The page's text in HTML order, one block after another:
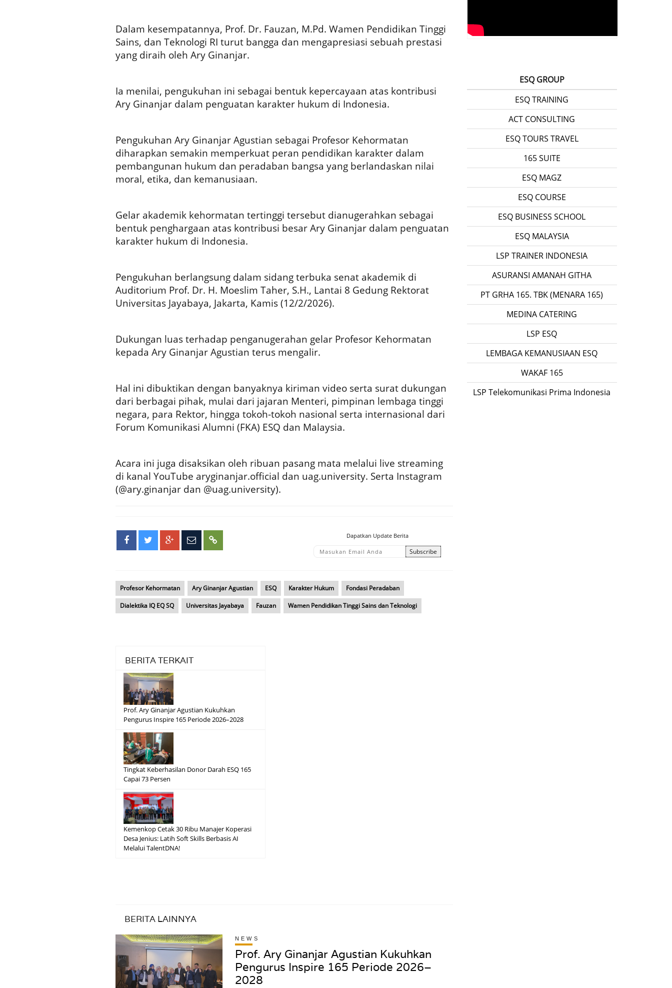
Dalam kesempatannya, Prof. Dr. Fauzan, M.Pd. Wamen Pendidikan Tinggi
Sains, dan Teknologi RI turut bangga dan mengapresiasi sebuah prestasi
yang diraih oleh Ary Ginanjar.
Ia menilai, pengukuhan ini sebagai bentuk kepercayaan atas kontribusi
Ary Ginanjar dalam penguatan karakter hukum di Indonesia.
Pengukuhan Ary Ginanjar Agustian sebagai Profesor Kehormatan
diharapkan semakin memperkuat peran pendidikan karakter dalam
pembangunan hukum dan peradaban bangsa yang berlandaskan nilai
moral, etika, dan kemanusiaan.
Gelar akademik kehormatan tertinggi tersebut dianugerahkan sebagai
bentuk penghargaan atas kontribusi besar Ary Ginanjar dalam penguatan
karakter hukum di Indonesia.
Pengukuhan berlangsung dalam sidang terbuka senat akademik di
Auditorium Prof. Dr. H. Moeslim Taher, S.H., Lantai 8 Gedung Rektorat
Universitas Jayabaya, Jakarta, Kamis (12/2/2026).
Dukungan luas terhadap penganugerahan gelar Profesor Kehormatan
kepada Ary Ginanjar Agustian terus mengalir.
Hal ini dibuktikan dengan banyaknya kiriman video serta surat dukungan
dari berbagai pihak, mulai dari jajaran Menteri, pimpinan lembaga tinggi
negara, para Rektor, hingga tokoh-tokoh nasional serta internasional dari
Forum Komunikasi Alumni (FKA) ESQ dan Malaysia.
Acara ini juga disaksikan oleh ribuan pasang mata melalui live streaming
di kanal YouTube aryginanjar.official dan uag.university. Serta Instagram
(@ary.ginanjar dan @uag.university).
Dapatkan Update Berita
Profesor Kehormatan Ary Ginanjar Agustian ESQ Karakter Hukum Fondasi Peradaban
Dialektika IQ EQ SQ Universitas Jayabaya Fauzan Wamen Pendidikan Tinggi Sains dan Teknologi
BERITA TERKAIT
Prof. Ary Ginanjar Agustian Kukuhkan
Pengurus Inspire 165 Periode 2026–2028
Tingkat Keberhasilan Donor Darah ESQ 165
Capai 73 Persen
Kemenkop Cetak 30 Ribu Manajer Koperasi
Desa Jenius: Latih Soft Skills Berbasis AI
Melalui TalentDNA!
BERITA LAINNYA
NEWS
Prof. Ary Ginanjar Agustian Kukuhkan
Pengurus Inspire 165 Periode 2026–
2028
ESQ GROUP
ESQ TRAINING
ACT CONSULTING
ESQ TOURS TRAVEL
165 SUITE
ESQ MAGZ
ESQ COURSE
ESQ BUSINESS SCHOOL
ESQ MALAYSIA
LSP TRAINER INDONESIA
ASURANSI AMANAH GITHA
PT GRHA 165. TBK (MENARA 165)
MEDINA CATERING
LSP ESQ
LEMBAGA KEMANUSIAAN ESQ
WAKAF 165
LSP Telekomunikasi Prima Indonesia